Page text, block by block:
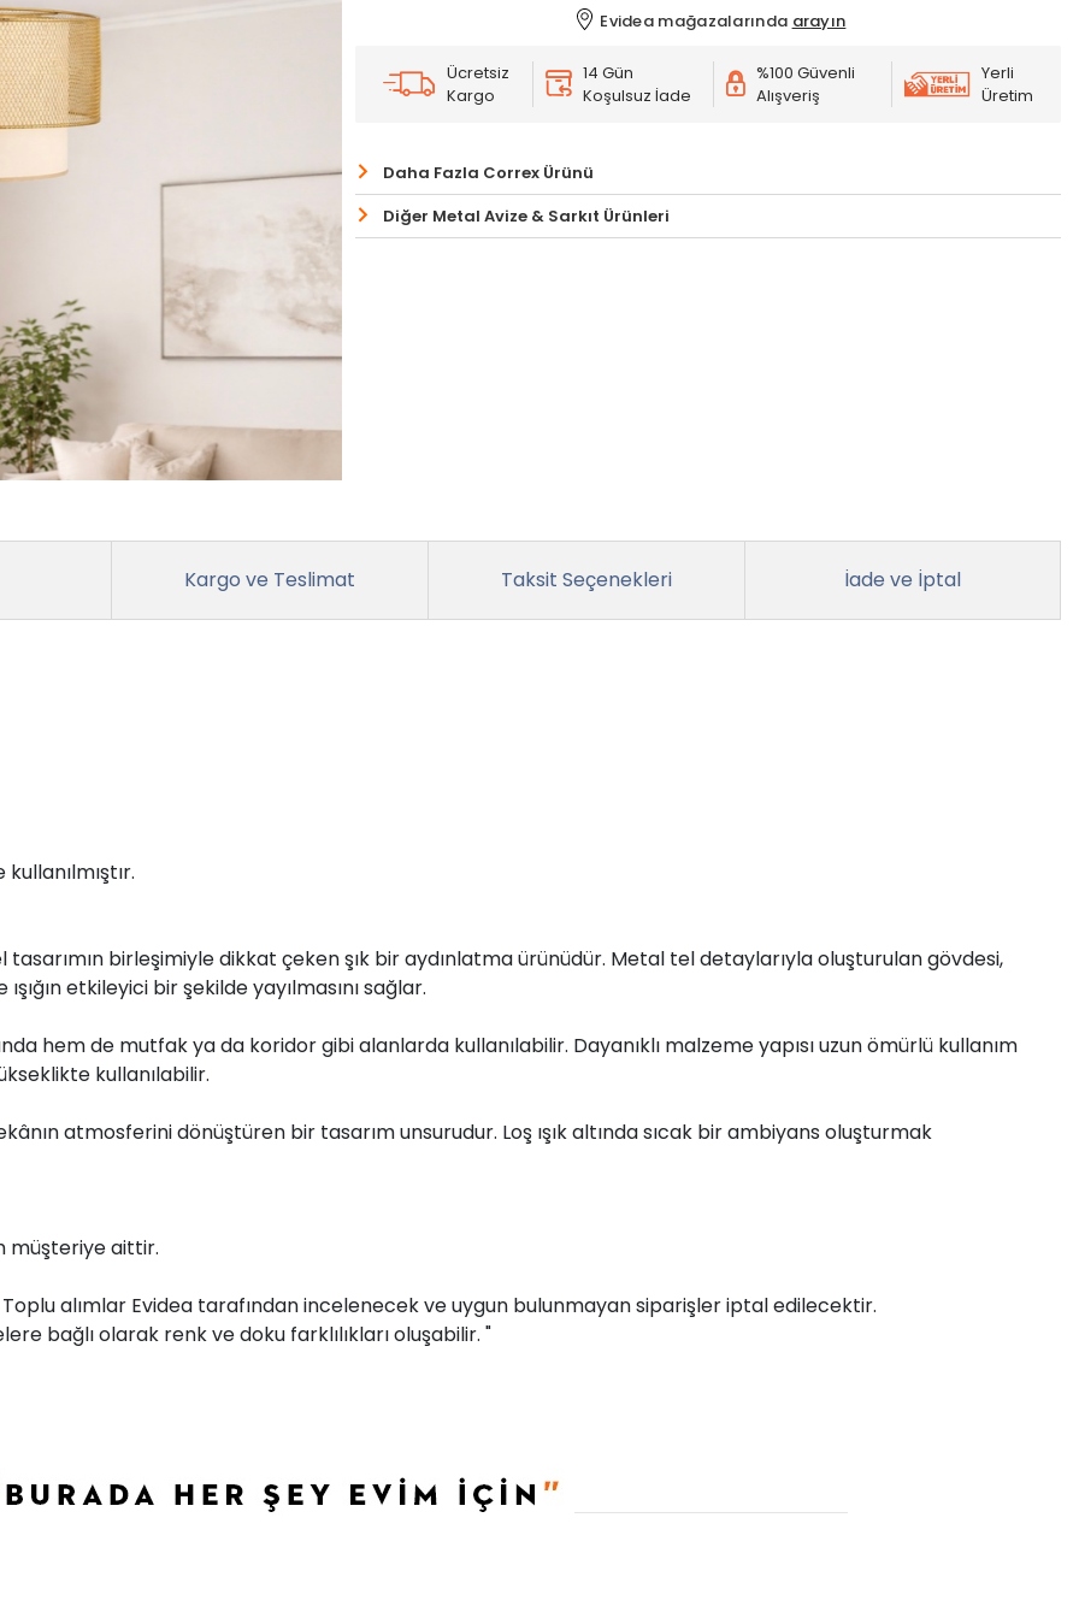
Evidea mağazalarında arayın
Ücretsiz
Kargo
14 Gün
Koşulsuz İade
%100 Güvenli
Alışveriş
Yerli
Üretim
Daha Fazla Correx Ürünü
Diğer Metal Avize & Sarkıt Ürünleri
Kargo ve Teslimat Taksit Seçenekleri İade ve İptal
birleşimiyle dikkat çeken şık bir aydınlatma ürünüdür. Metal tel detaylarıyla oluşturulan gövdesi,
etkileyici bir şekilde yayılmasını sağlar.
hem de mutfak ya da koridor gibi alanlarda kullanılabilir. Dayanıklı malzeme yapısı uzun ömürlü kullanım
kullanılabilir.
atmosferini dönüştüren bir tasarım unsurudur. Loş ışık altında sıcak bir ambiyans oluşturmak
müşteriye aittir.
alımlar Evidea tarafından incelenecek ve uygun bulunmayan siparişler iptal edilecektir.
bağlı olarak renk ve doku farklılıkları oluşabilir. "